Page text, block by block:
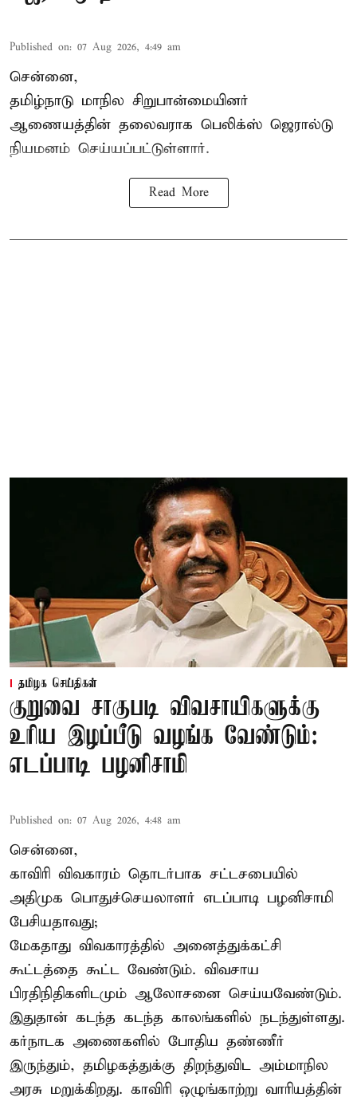
Published on: 07 Aug 2026, 4:49 am
சென்னை,
தமிழ்நாடு மாநில சிறுபான்மையினர்
ஆணையத்தின் தலைவராக பெலிக்ஸ் ஜெரால்டு
நியமனம் செய்யப்பட்டுள்ளார்.
Read More
தமிழக செய்திகள்
குறுவை சாகுபடி விவசாயிகளுக்கு
உரிய இழப்பீடு வழங்க வேண்டும்:
எடப்பாடி பழனிசாமி
Published on: 07 Aug 2026, 4:48 am
சென்னை,
காவிரி விவகாரம் தொடர்பாக சட்டசபையில்
அதிமுக பொதுச்செயலாளர் எடப்பாடி பழனிசாமி
பேசியதாவது;
மேகதாது விவகாரத்தில் அனைத்துக்கட்சி
கூட்டத்தை கூட்ட வேண்டும். விவசாய
பிரதிநிதிகளிடமும் ஆலோசனை செய்யவேண்டும்.
இதுதான் கடந்த கடந்த காலங்களில் நடந்துள்ளது.
கர்நாடக அணைகளில் போதிய தண்ணீர்
இருந்தும், தமிழகத்துக்கு திறந்துவிட அம்மாநில
அரசு மறுக்கிறது. காவிரி ஒழுங்காற்று வாரியத்தின்